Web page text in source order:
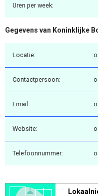
Uren per week:
Gegevens van Koninklijke
Locatie:
Contactpersoon:
Email:
Website:
Telefoonnummer: